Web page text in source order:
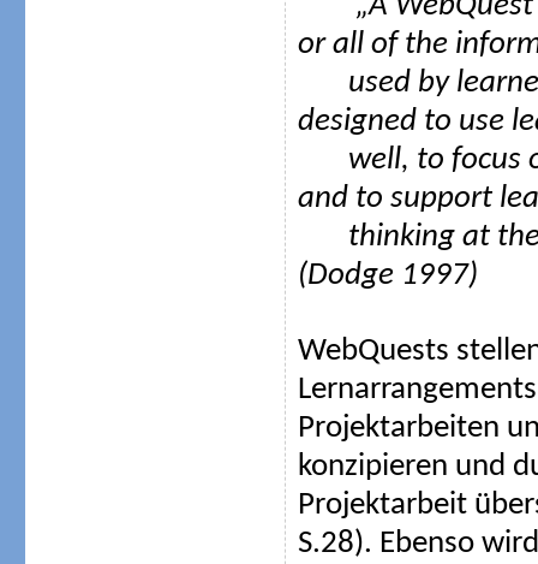
or all of the
used by
designed to use
well, to focus
and to support
thinking at
(Dodge 1997)
WebQuests
Projektarbeiten
konzipieren und
Projektarbeit
S.28). Ebenso